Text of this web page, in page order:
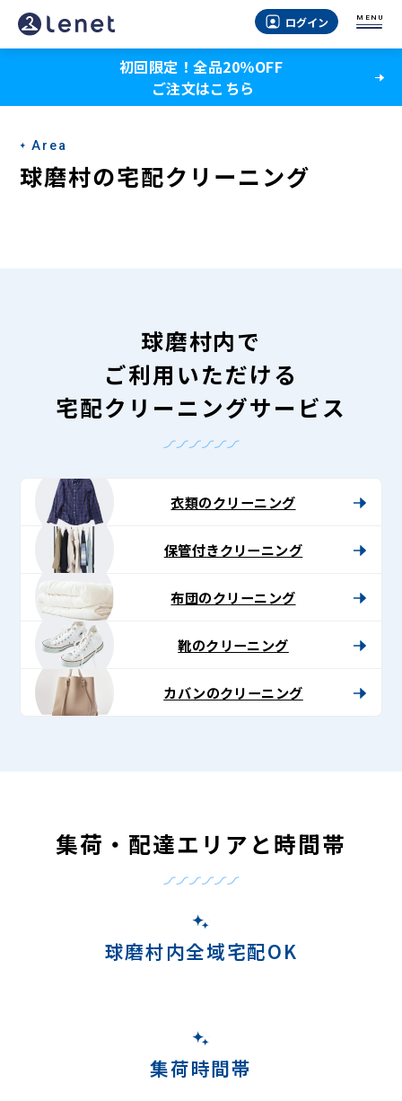
球
磨
の
宅
配
ト〉
ログイン MENU
初回限定！全品20％OFF
ご注文はこちら
Area
球磨村の宅配クリーニング
球磨村内で
ご利用いただける
宅配クリーニングサービス
衣類のクリーニング
保管付きクリーニング
布団のクリーニング
靴のクリーニング
カバンのクリーニング
集荷・配達エリアと時間帯
球磨村内全域宅配OK
集荷時間帯